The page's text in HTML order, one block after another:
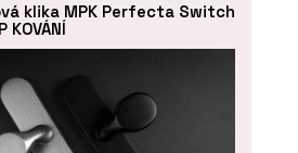
klika MPK Perfecta Switch
KOVÁNÍ